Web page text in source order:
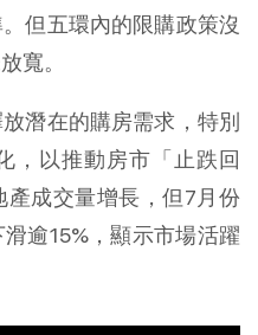
但五環內的限購政策沒
寬。
潛在的購房需求，特別
，以推動房市「止跌回
成交量增長，但7月份
逾15%，顯示市場活躍